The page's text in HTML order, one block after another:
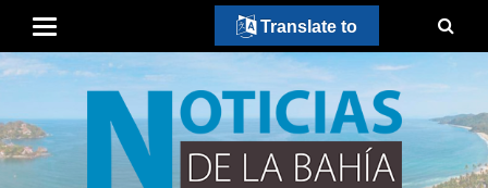
Translate to